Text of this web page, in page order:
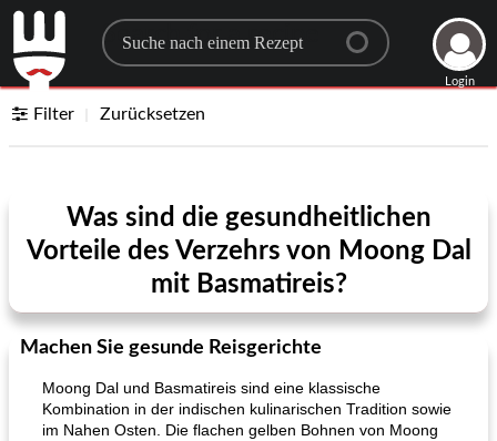
Search for a recipe
Login
Filter Zurücksetzen
Was sind die gesundheitlichen
Vorteile des Verzehrs von Moong Dal
mit Basmatireis?
Machen Sie gesunde Reisgerichte
Moong Dal und Basmatireis sind eine klassische
Kombination in der indischen kulinarischen Tradition sowie
im Nahen Osten. Die flachen gelben Bohnen von Moong